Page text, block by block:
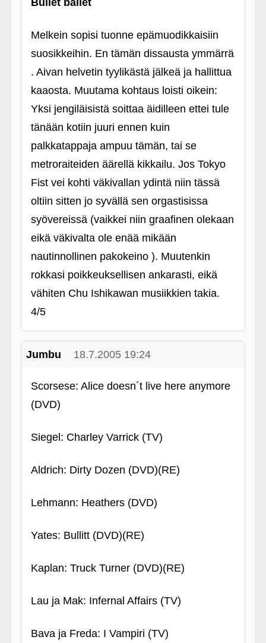
Bullet ballet
Melkein sopisi tuonne epämuodikkaisiin
suosikkeihin. En tämän dissausta ymmärrä
. Aivan helvetin tyylikästä jälkeä ja hallittua
kaaosta. Muutama kohtaus loisti oikein:
Yksi jengiläisistä soittaa äidilleen ettei tule
tänään kotiin juuri ennen kuin
palkkatappaja ampuu tämän, tai se
metroraiteiden äärellä kikkailu. Jos Tokyo
Fist vei kohti väkivallan ydintä niin tässä
oltiin sitten jo syvällä sen orgastisissa
syövereissä (vaikkei niin graafinen olekaan
eikä väkivalta ole enää mikään
nautinnollinen pakokeino ). Muutenkin
rokkasi poikkeuksellisen ankarasti, eikä
vähiten Chu Ishikawan musiikkien takia.
4/5
Jumbu 18.7.2005 19:24
Scorsese: Alice doesn´t live here anymore
(DVD)
Siegel: Charley Varrick (TV)
Aldrich: Dirty Dozen (DVD)(RE)
Lehmann: Heathers (DVD)
Yates: Bullitt (DVD)(RE)
Kaplan: Truck Turner (DVD)(RE)
Lau ja Mak: Infernal Affairs (TV)
Bava ja Freda: I Vampiri (TV)